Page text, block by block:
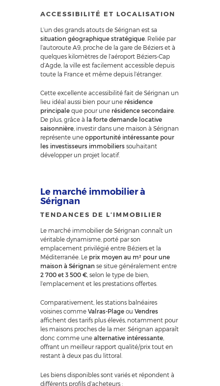
ACCESSIBILITÉ ET LOCALISATION
L’un des grands atouts de Sérignan est sa
situation géographique stratégique . Reliée par
l’autoroute A9, proche de la gare de Béziers et à
quelques kilomètres de l’aéroport Béziers-Cap
d’Agde, la ville est facilement accessible depuis
toute la France et même depuis l’étranger.
Cette excellente accessibilité fait de Sérignan un
lieu idéal aussi bien pour une résidence
principale que pour une résidence secondaire.
De plus, grâce à la forte demande locative
saisonnière, investir dans une maison à Sérignan
représente uneopportunité intéressante pour
les investisseurs immobiliers souhaitant
développer un projet locatif.
Le marché immobilier à
Sérignan
TENDANCES DE L’IMMOBILIER
Le marché immobilier de Sérignan connaît un
véritable dynamisme, porté par son
emplacement privilégié entre Béziers et la
Méditerranée. Le prix moyen au m² pour une
maison à Sérignan se situe généralement entre
2 700 et 3 500 € , selon le type de bien,
l’emplacement et les prestations offertes.
Comparativement, les stations balnéaires
voisines commeValras-Plage ouVendres
affichent des tarifs plus élevés, notamment pour
les maisons proches de la mer. Sérignan apparaît
donc comme unealternative intéressante,
offrant un meilleur rapport qualité/prix tout en
restant à deux pas du littoral.
Les biens disponibles sont variés et répondent à
différents profils d’acheteurs :